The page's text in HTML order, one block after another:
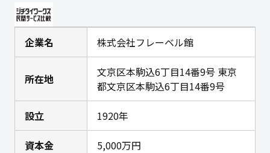
企業名 株式会社フレーベル館
所在地
文京区本駒込6丁目14番9号 東京
都文京区本駒込6丁目14番9号
設立 1920年
資本金 5,000万円